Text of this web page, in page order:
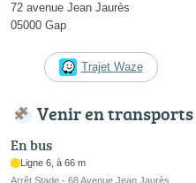
72 avenue Jean Jaurès
05000 Gap
Trajet Waze
Venir en
En bus
Ligne 6, à 66 m
Arrêt Stade - 68 Avenue Jean Jaurès